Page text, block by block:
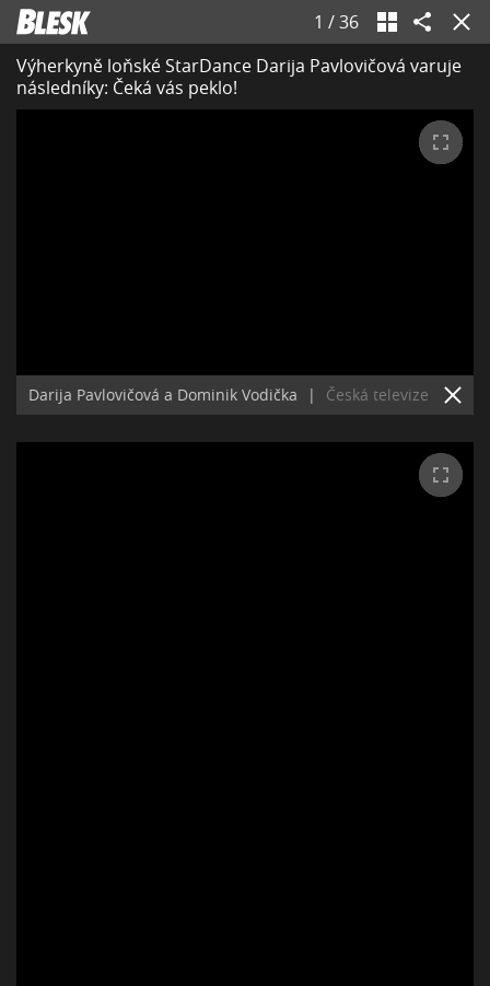
1 /36
Výherkyně loňské StarDance Darija Pavlovičová varuje
následníky: Čeká vás peklo!
Darija Pavlovičová a Dominik Vodička | Česká televize